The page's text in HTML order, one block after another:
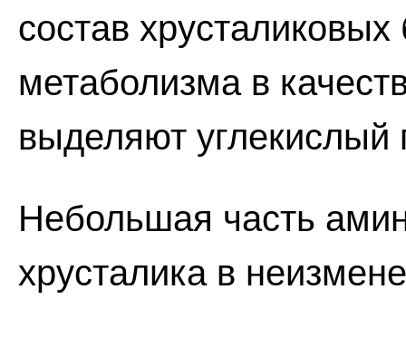
состав
метаболизма в
выделяют углекислый
Небольшая часть
хрусталика в